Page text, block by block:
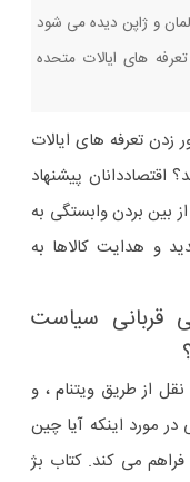
آلمان و ژاپن دیده می شود
های ایالات متحده
زدن تعرفه های ایالات
اقتصاددانان پیشنهاد
بین بردن وابستگی به
و هدایت کالاها به
قربانی سیاست
نقل از طریق ویتنام ، و
در مورد اینکه آیا چین
می کند. کتاب بژ